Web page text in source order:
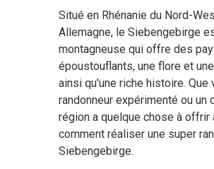
Situé en Rhénanie du Nord-
Allemagne, le Siebengebirge
montagneuse qui offre des
époustouflants, une flore et
ainsi qu'une riche histoire. Que
randonneur expérimenté ou un
région a quelque chose à offrir
comment réaliser une super
Siebengebirge.